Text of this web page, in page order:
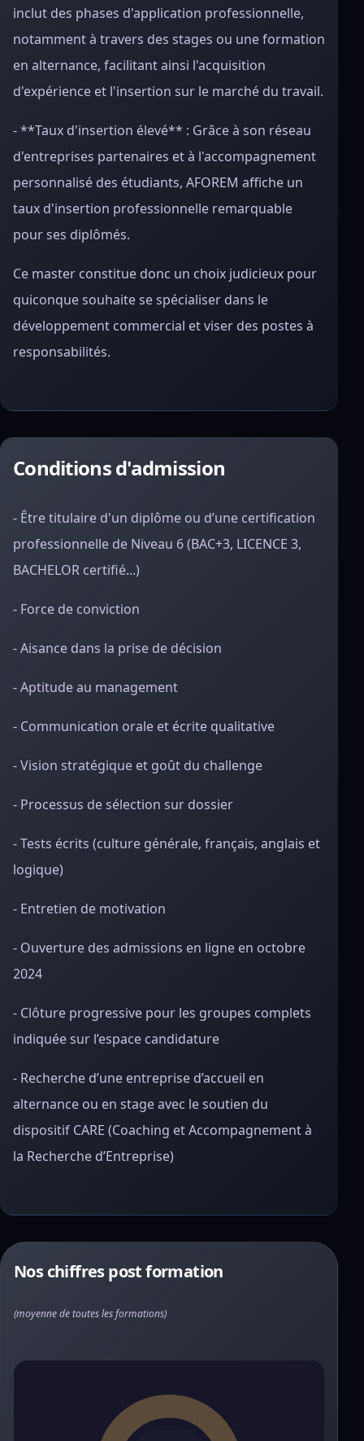
inclut des phases d'application professionnelle,
notamment à travers des stages ou une formation
en alternance, facilitant ainsi l'acquisition
d'expérience et l'insertion sur le marché du travail.
- **Taux d'insertion élevé** : Grâce à son réseau
d'entreprises partenaires et à l'accompagnement
personnalisé des étudiants, AFOREM affiche un
taux d'insertion professionnelle remarquable
pour ses diplômés.
Ce master constitue donc un choix judicieux pour
quiconque souhaite se spécialiser dans le
développement commercial et viser des postes à
responsabilités.
Conditions d'admission
- Être titulaire d'un diplôme ou d’une certification
professionnelle de Niveau 6 (BAC+3, LICENCE 3,
BACHELOR certifié...)
- Force de conviction
- Aisance dans la prise de décision
- Aptitude au management
- Communication orale et écrite qualitative
- Vision stratégique et goût du challenge
- Processus de sélection sur dossier
- Tests écrits (culture générale, français, anglais et
logique)
- Entretien de motivation
- Ouverture des admissions en ligne en octobre
2024
- Clôture progressive pour les groupes complets
indiquée sur l’espace candidature
- Recherche d’une entreprise d’accueil en
alternance ou en stage avec le soutien du
dispositif CARE (Coaching et Accompagnement à
la Recherche d’Entreprise)
Nos chiffres post formation
(moyenne de toutes les formations)